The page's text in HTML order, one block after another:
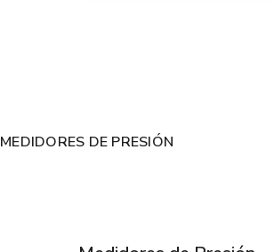
MEDIDORES DE PRESIÓN